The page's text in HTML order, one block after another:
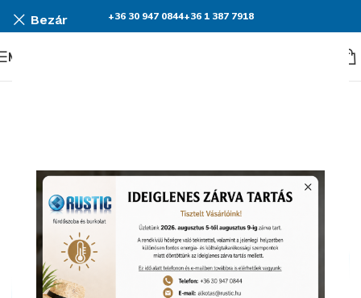
Bezár +36 30 947 0844+36 1 387 7918
Menü